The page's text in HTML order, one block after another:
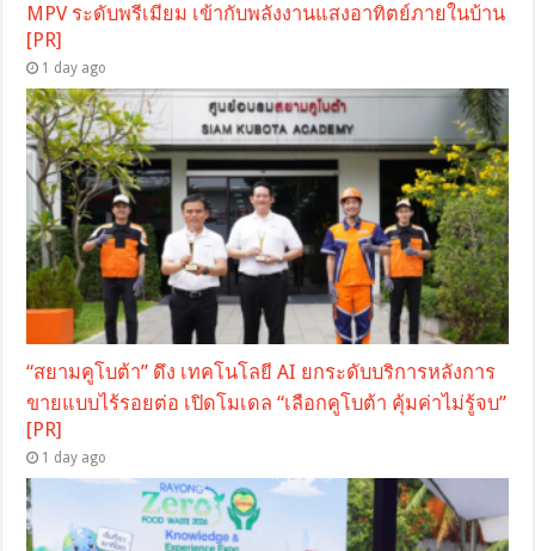
MPV ระดับพรีเมียม เข้ากับพลังงานแสงอาทิตย์ภายในบ้าน
[PR]
1 day ago
“สยามคูโบต้า” ดึง เทคโนโลยี AI ยกระดับบริการหลังการ
ขายแบบไร้รอยต่อ เปิดโมเดล “เลือกคูโบต้า คุ้มค่าไม่รู้จบ”
[PR]
1 day ago